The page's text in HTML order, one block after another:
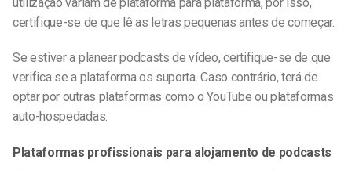
certifique-se de que lê as letras pequenas antes de começar.
Se estiver a planear podcasts de vídeo, certifique-se de que
verifica se a plataforma os suporta. Caso contrário, terá de
optar por outras plataformas como o YouTube ou plataformas
auto-hospedadas.
Plataformas profissionais para alojamento de podcasts